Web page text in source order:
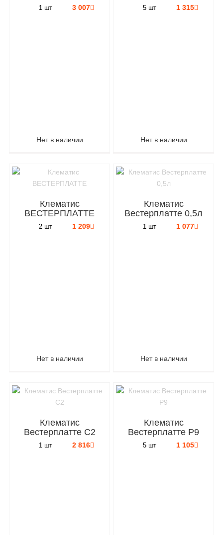
1 шт 3 007
Нет в наличии
5 шт 1 315
Нет в наличии
Клематис
ВЕСТЕРПЛАТТЕ
2 шт 1 209
Нет в наличии
Клематис
Вестерплатте 0,5л
1 шт 1 077
Нет в наличии
Клематис
Вестерплатте C2
1 шт 2 816
Клематис
Вестерплатте P9
5 шт 1 105